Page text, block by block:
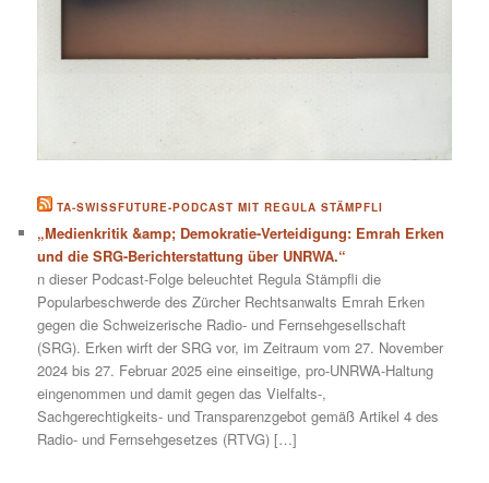
TA-SWISSFUTURE-PODCAST MIT REGULA STÄMPFLI
„Medienkritik &amp; Demokratie-Verteidigung: Emrah Erken
und die SRG-Berichterstattung über UNRWA.“
n dieser Podcast-Folge beleuchtet Regula Stämpfli die
Popularbeschwerde des Zürcher Rechtsanwalts Emrah Erken
gegen die Schweizerische Radio- und Fernsehgesellschaft
(SRG). Erken wirft der SRG vor, im Zeitraum vom 27. November
2024 bis 27. Februar 2025 eine einseitige, pro-UNRWA-Haltung
eingenommen und damit gegen das Vielfalts-,
Sachgerechtigkeits- und Transparenzgebot gemäß Artikel 4 des
Radio- und Fernsehgesetzes (RTVG) […]